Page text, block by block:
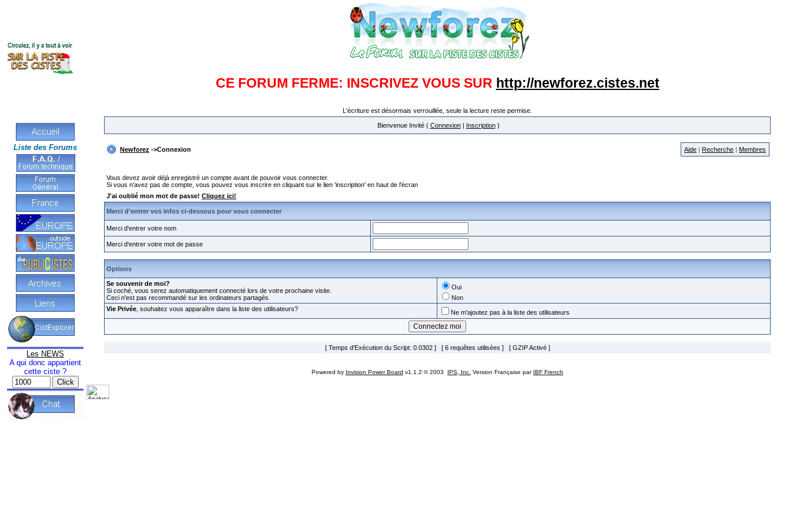
CE FORUM FERME: INSCRIVEZ VOUS SUR http://newforez.cistes.net
L'écriture est désormais verrouillée, seule la lecture reste permise.
Liste des Forums
Les NEWS
A qui donc appartient
cette ciste ?
Bienvenue Invité ( Connexion| Inscription)
Newforez ->Connexion Aide | Recherche | Membres
Vous devez avoir déjà enregistré un compte avant de pouvoir vous connecter.
Si vous n'avez pas de compte, vous pouvez vous inscrire en cliquant sur le lien 'inscription' en haut de l'écran
J'ai oublié mon mot de passe! Cliquez ici!
Merci d'entrer vos infos ci-dessous pour vous connecter
Merci d'entrer votre nom
Merci d'entrer votre mot de passe
Options
Se souvenir de moi?
Si coché, vous serez automatiquement connecté lors de votre prochaine visite.
Ceci n'est pas recommandé sur les ordinateurs partagés.
Oui
Non
Vie Privée , souhaitez vous apparaître dans la liste des utilisateurs? Ne m'ajoutez pas à la liste des utilisateurs
[ Temps d'Exécution du Script: 0.0302 ] [ 6 requêtes utilisées ] [ GZIP Activé ]
Powered by Invision Power Board v1.1.2 © 2003 IPS, Inc. Version Française par IBF French